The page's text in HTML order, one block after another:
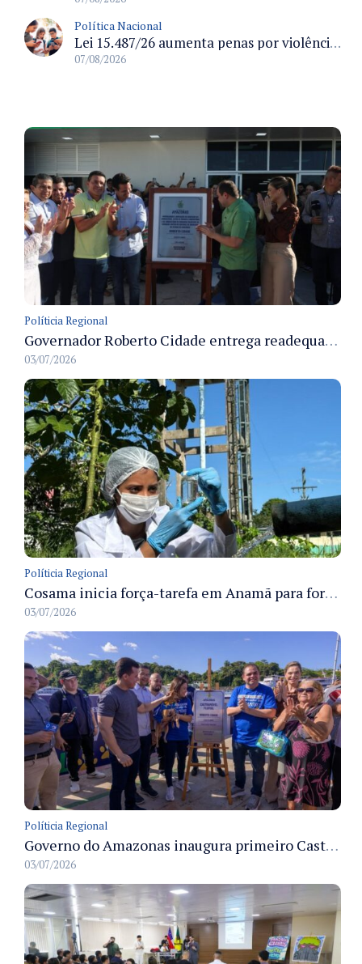
Política Nacional
Lei 15.487/26 aumenta penas por violência sexual digital contra crianças e adolescentes e autoriza ronda virtual para investigação
07/08/2026
Políticia Regional
Governador Roberto Cidade entrega readequação do ambulatório da FCecon e amplia capacidade de atendimento oncológico em Manaus
03/07/2026
Políticia Regional
Cosama inicia força-tarefa em Anamã para fortalecer abastecimento de água e segurança hídrica da população
03/07/2026
Políticia Regional
Governo do Amazonas inaugura primeiro Castramóvel Fluvial para atendimento veterinário às comunidades ribeirinhas e castração gratuita
03/07/2026